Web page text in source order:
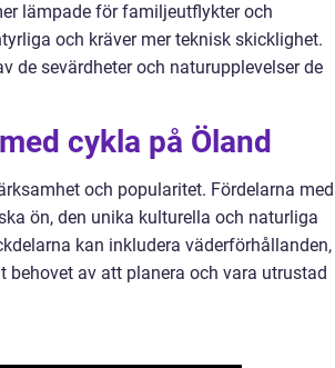
lämpade för familjeutflykter och
och kräver mer teknisk skicklighet.
de sevärdheter och naturupplevelser de
cykla på Öland
och popularitet. Fördelarna med
ön, den unika kulturella och naturliga
kan inkludera väderförhållanden,
av att planera och vara utrustad